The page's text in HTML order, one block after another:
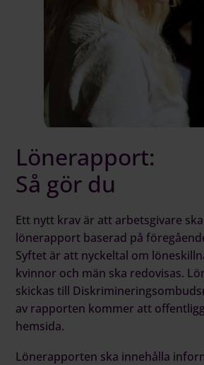
Lönerapport:
Så gör du
Ett nytt krav är att arbetsgivare
lönerapport baserad på
Syftet är att nyckeltal om
kvinnor och män ska redovisas.
skickas till
av rapporten kommer att
hemsida.
Lönerapporten ska innehålla